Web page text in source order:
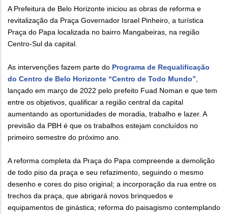
A Prefeitura de Belo Horizonte iniciou as obras de reforma e
revitalização da Praça Governador Israel Pinheiro, a turística
Praça do Papa localizada no bairro Mangabeiras, na região
Centro-Sul da capital.
As intervenções fazem parte do Programa de Requalificação
do Centro de Belo Horizonte “Centro de Todo Mundo”,
lançado em março de 2022 pelo prefeito Fuad Noman e que tem
entre os objetivos, qualificar a região central da capital
aumentando as oportunidades de moradia, trabalho e lazer. A
previsão da PBH é que os trabalhos estejam concluídos no
primeiro semestre do próximo ano.
A reforma completa da Praça do Papa compreende a demolição
de todo piso da praça e seu refazimento, seguindo o mesmo
desenho e cores do piso original; a incorporação da rua entre os
trechos da praça, que abrigará novos brinquedos e
equipamentos de ginástica; reforma do paisagismo contemplando